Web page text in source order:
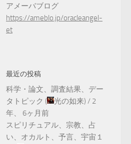
アメーバブログ
https://ameblo.jp/oracleangel-
et
最近の投稿
科学・論文、調査結果、デー
タトピック ( 光の如来) / 2
年、 6ヶ月前
スピリチュアル、宗教、占
い、オカルト、予言、宇宙１